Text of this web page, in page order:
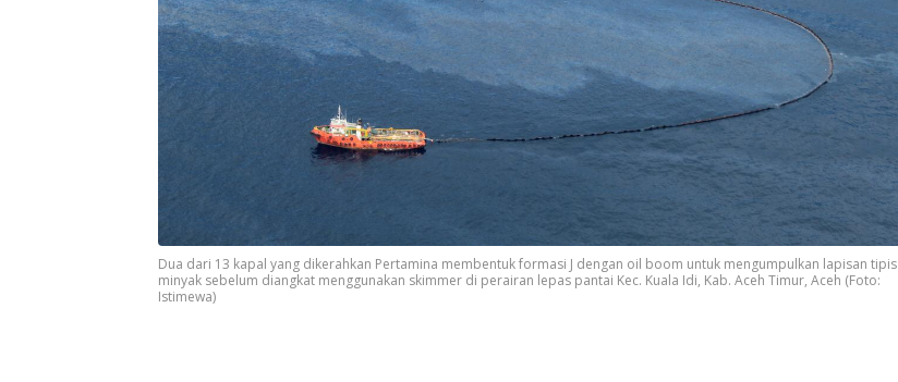
Dua dari 13 kapal yang dikerahkan Pertamina membentuk formasi J dengan oil boom untuk mengumpulkan lapisan tipis
minyak sebelum diangkat menggunakan skimmer di perairan lepas pantai Kec. Kuala Idi, Kab. Aceh Timur, Aceh (Foto:
Istimewa)